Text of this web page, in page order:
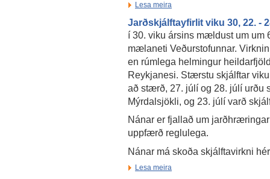
Lesa meira
Jarðskjálftayfirlit viku 30, 22. -
í 30. viku ársins mældust um um
mælaneti Veðurstofunnar.
en rúmlega helmingur
Reykjanesi. Stærstu skjálftar
að stærð, 27. júlí og 28. júlí urðu
Mýrdalsjökli, og 23. júlí varð
Nánar er fjallað um
uppfærð reglulega.
Nánar má skoða skjálftavirkni
Lesa meira